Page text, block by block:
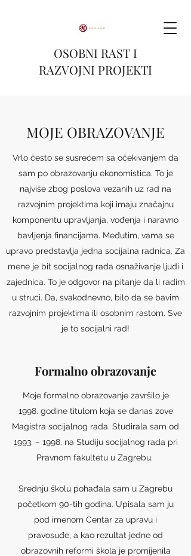
OSOBNI RAST I
RAZVOJNI PROJEKTI
MOJE OBRAZOVANJE
Vrlo često se susrećem sa očekivanjem da
sam po obrazovanju ekonomistica. To je
najviše zbog poslova vezanih uz rad na
razvojnim projektima koji imaju značajnu
komponentu upravljanja, vođenja i naravno
bavljenja financijama. Međutim, vama se
upravo predstavlja jedna socijalna radnica. Za
mene je bit socijalnog rada osnaživanje ljudi i
zajednica. To je odgovor na pitanje da li radim
u struci. Da, svakodnevno, bilo da se bavim
razvojnim projektima ili osobnim rastom. Sve
je to socijalni rad!
Formalno obrazovanje
Moje formalno obrazovanje završilo je
1998. godine titulom koja se danas zove
Magistra socijalnog rada. Studirala sam od
1993. – 1998. na Studiju socijalnog rada pri
Pravnom fakultetu u Zagrebu.
Srednju školu pohađala sam u Zagrebu
početkom 90-tih godina. Upisala sam ju
pod imenom Centar za upravu i
pravosuđe, a kao rezultat jedne od
obrazovnih reformi škola je promijenila